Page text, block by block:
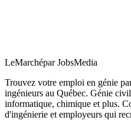
LeMarchépar JobsMedia
Trouvez votre emploi en génie
ingénieurs au Québec. Génie
informatique, chimique et plus.
d'ingénierie et employeurs qui